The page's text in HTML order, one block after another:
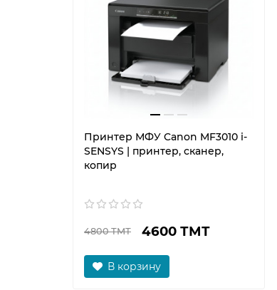
Принтер МФУ Canon MF3010 i-
SENSYS | принтер, сканер,
копир
4800 ТМТ 4600 ТМТ
В корзину